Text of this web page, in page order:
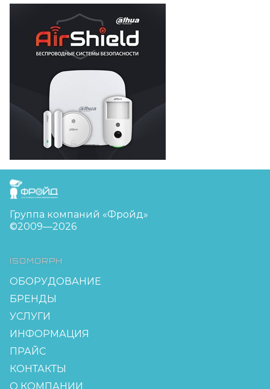
FreudGroup
Группа компаний «Фройд»
©2009—2026
ISOMORPH
ОБОРУДОВАНИЕ
БРЕНДЫ
УСЛУГИ
ИНФОРМАЦИЯ
ПРАЙС
КОНТАКТЫ
О КОМПАНИИ